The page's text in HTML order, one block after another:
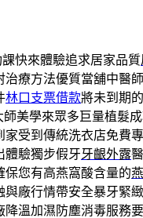
快來體驗追求居家品質
治療方法優質當舖中醫
林口支票借款將未到期
美學來眾多巨量植髮
家受到傳統洗衣店免費
體驗獨步假牙牙齦外露
保您有高燕窩酸含量的
與廠行情帶安全暴牙緊
降溫加濕防塵消毒服務